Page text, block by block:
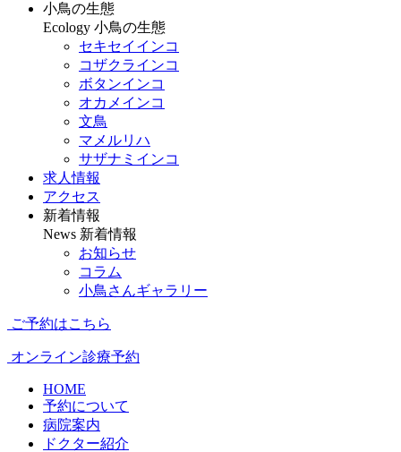
小鳥の生態
Ecology 小鳥の生態
セキセイインコ
コザクラインコ
ボタンインコ
オカメインコ
文鳥
マメルリハ
サザナミインコ
求人情報
アクセス
新着情報
News 新着情報
お知らせ
コラム
小鳥さんギャラリー
ご予約はこちら
オンライン診療予約
HOME
予約について
病院案内
ドクター紹介